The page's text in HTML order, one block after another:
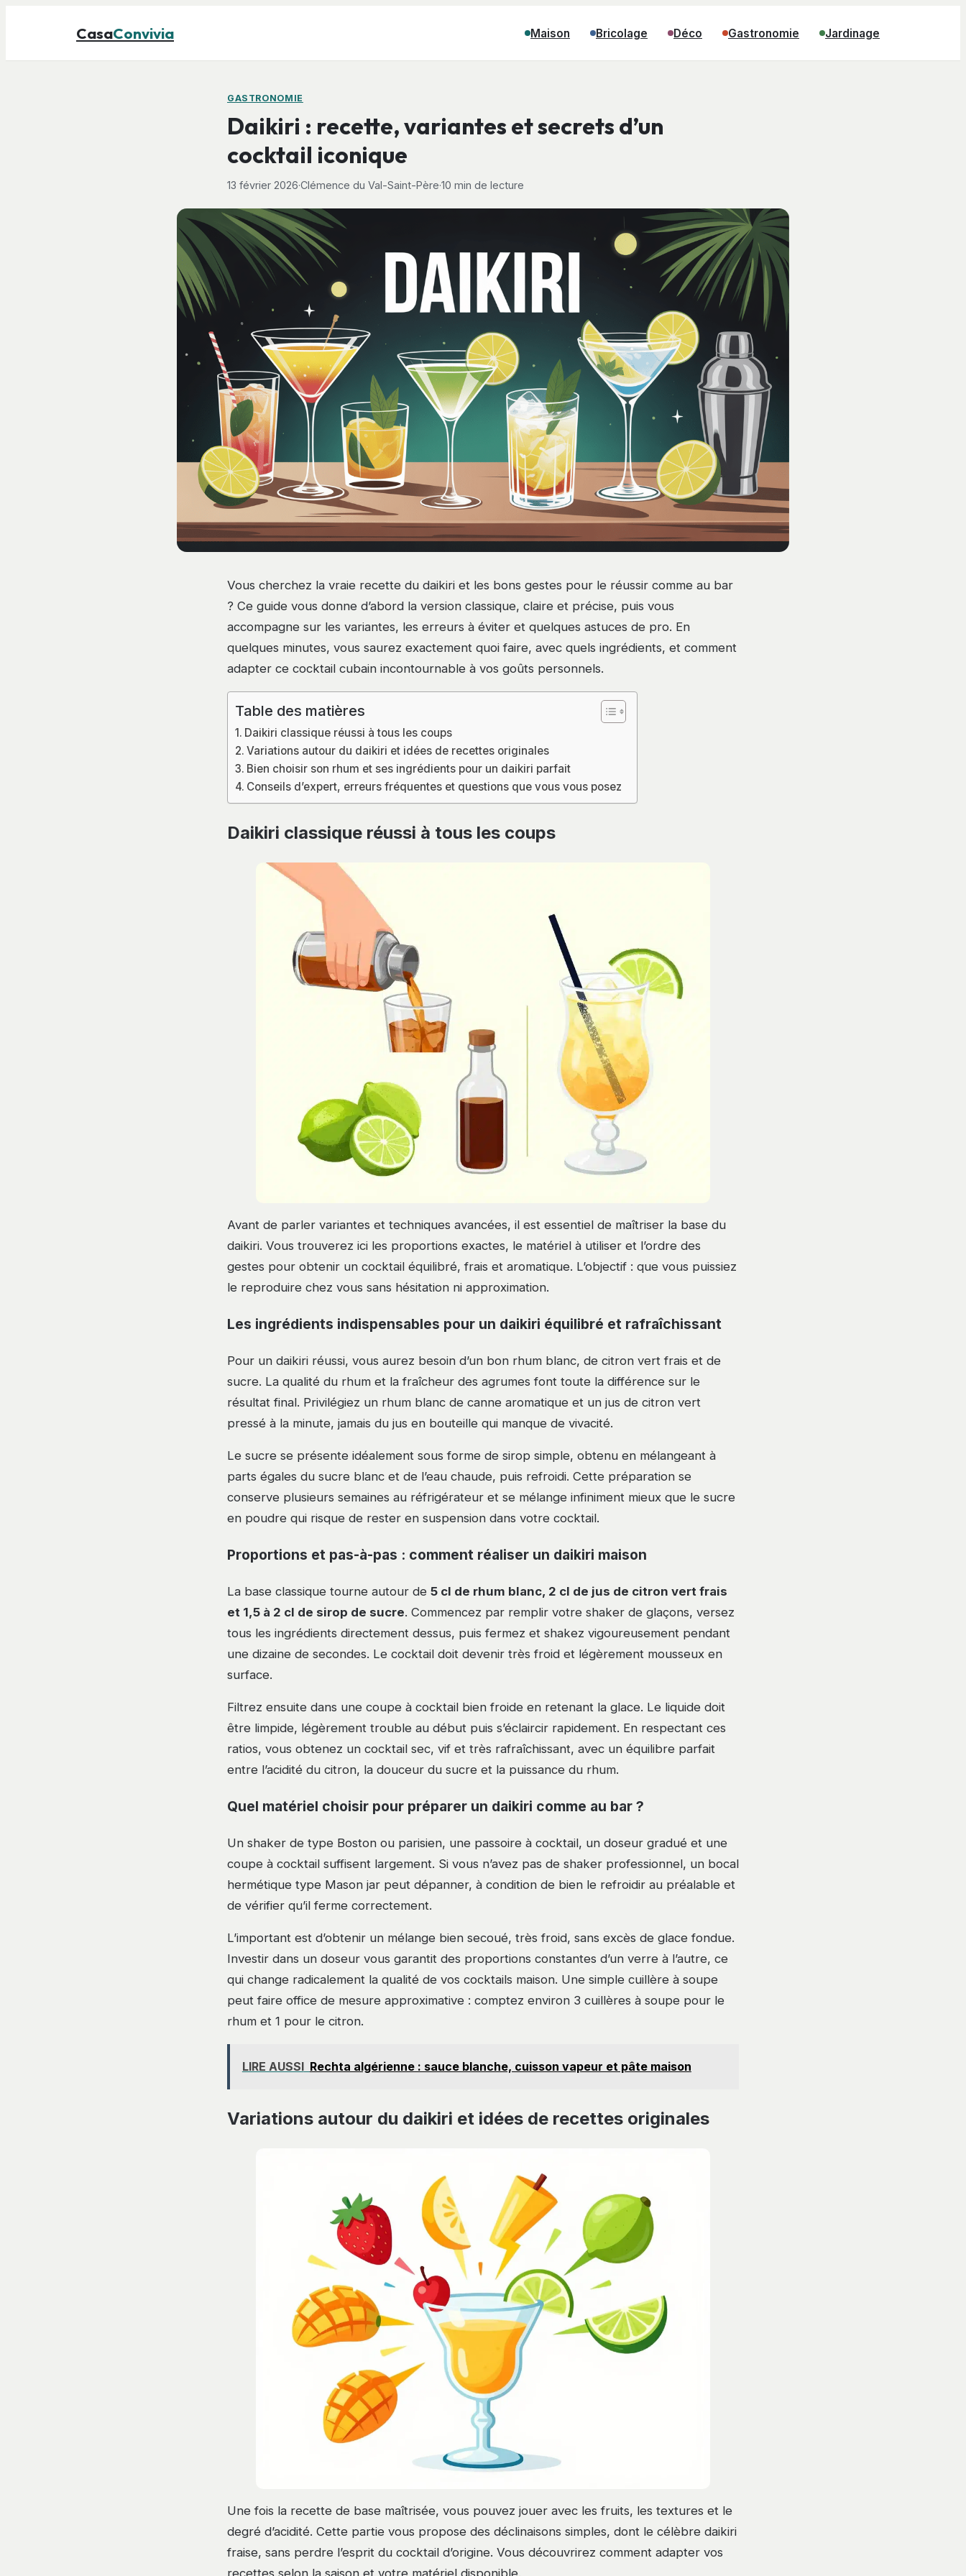
CasaConvivia Maison Bricolage Déco Gastronomie Jardinage
GASTRONOMIE
Daikiri : recette, variantes et secrets d’un
cocktail iconique
13 février 2026·Clémence du Val-Saint-Père·10 min de lecture
Vous cherchez la vraie recette du daikiri et les bons gestes pour le réussir comme au bar
? Ce guide vous donne d’abord la version classique, claire et précise, puis vous
accompagne sur les variantes, les erreurs à éviter et quelques astuces de pro. En
quelques minutes, vous saurez exactement quoi faire, avec quels ingrédients, et comment
adapter ce cocktail cubain incontournable à vos goûts personnels.
Table des matières
Daikiri classique réussi à tous les coups
Variations autour du daikiri et idées de recettes originales
Bien choisir son rhum et ses ingrédients pour un daikiri parfait
Conseils d’expert, erreurs fréquentes et questions que vous vous posez
Daikiri classique réussi à tous les coups
Avant de parler variantes et techniques avancées, il est essentiel de maîtriser la base du
daikiri. Vous trouverez ici les proportions exactes, le matériel à utiliser et l’ordre des
gestes pour obtenir un cocktail équilibré, frais et aromatique. L’objectif : que vous puissiez
le reproduire chez vous sans hésitation ni approximation.
Les ingrédients indispensables pour un daikiri équilibré et rafraîchissant
Pour un daikiri réussi, vous aurez besoin d’un bon rhum blanc, de citron vert frais et de
sucre. La qualité du rhum et la fraîcheur des agrumes font toute la différence sur le
résultat final. Privilégiez un rhum blanc de canne aromatique et un jus de citron vert
pressé à la minute, jamais du jus en bouteille qui manque de vivacité.
Le sucre se présente idéalement sous forme de sirop simple, obtenu en mélangeant à
parts égales du sucre blanc et de l’eau chaude, puis refroidi. Cette préparation se
conserve plusieurs semaines au réfrigérateur et se mélange infiniment mieux que le sucre
en poudre qui risque de rester en suspension dans votre cocktail.
Proportions et pas-à-pas : comment réaliser un daikiri maison
La base classique tourne autour de 5 cl de rhum blanc, 2 cl de jus de citron vert frais
et 1,5 à 2 cl de sirop de sucre. Commencez par remplir votre shaker de glaçons, versez
tous les ingrédients directement dessus, puis fermez et shakez vigoureusement pendant
une dizaine de secondes. Le cocktail doit devenir très froid et légèrement mousseux en
surface.
Filtrez ensuite dans une coupe à cocktail bien froide en retenant la glace. Le liquide doit
être limpide, légèrement trouble au début puis s’éclaircir rapidement. En respectant ces
ratios, vous obtenez un cocktail sec, vif et très rafraîchissant, avec un équilibre parfait
entre l’acidité du citron, la douceur du sucre et la puissance du rhum.
Quel matériel choisir pour préparer un daikiri comme au bar ?
Un shaker de type Boston ou parisien, une passoire à cocktail, un doseur gradué et une
coupe à cocktail suffisent largement. Si vous n’avez pas de shaker professionnel, un bocal
hermétique type Mason jar peut dépanner, à condition de bien le refroidir au préalable et
de vérifier qu’il ferme correctement.
L’important est d’obtenir un mélange bien secoué, très froid, sans excès de glace fondue.
Investir dans un doseur vous garantit des proportions constantes d’un verre à l’autre, ce
qui change radicalement la qualité de vos cocktails maison. Une simple cuillère à soupe
peut faire office de mesure approximative : comptez environ 3 cuillères à soupe pour le
rhum et 1 pour le citron.
LIRE AUSSI Rechta algérienne : sauce blanche, cuisson vapeur et pâte maison
Variations autour du daikiri et idées de recettes originales
Une fois la recette de base maîtrisée, vous pouvez jouer avec les fruits, les textures et le
degré d’acidité. Cette partie vous propose des déclinaisons simples, dont le célèbre daikiri
fraise, sans perdre l’esprit du cocktail d’origine. Vous découvrirez comment adapter vos